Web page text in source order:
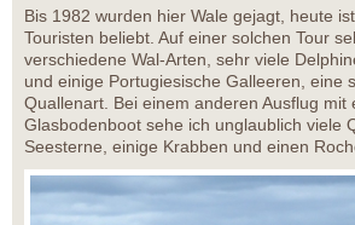
Bis 1982 wurden hier Wale gejagt, heute
Touristen beliebt. Auf einer solchen Tour
verschiedene Wal-Arten, sehr viele
und einige Portugiesische Galleeren, eine
Quallenart. Bei einem anderen Ausflug mit
Glasbodenboot sehe ich unglaublich viele
Seesterne, einige Krabben und einen